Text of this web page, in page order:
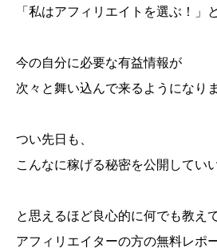
「私はアフィリエイトを選ぶ！」
今の自分に必要な有益情報が
次々と舞い込んで来るようになり
つい先日も、
こんなに稼げる秘密を公開してい
と思えるほど良心的に何でも教え
アフィリエイターの方の無料レポ